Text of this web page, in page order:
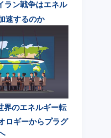
ラン戦争はエネル
速するのか
界のエネルギー転
ロギーからプラグ